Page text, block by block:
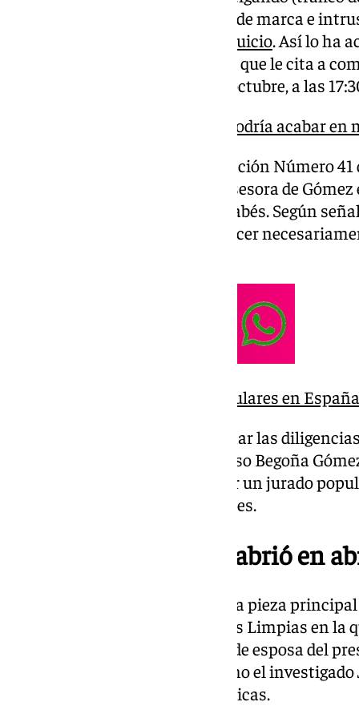
negocios, apropiación indebida de marca e
juicio. Así lo ha
dictado este mismo jueves en el que le cita a
decisión el próximo lunes 6 de octubre, a las
El caso de Begoña Gómez podría acabar
El titular del Juzgado de Instrucción Número
la misma forma respecto a la asesora de
al empresario Juan Carlos Barrabés. Según
investigados «deberán comparecer
¿Cómo son los jurados populares en
Peinado ha acordado transformar las
principal del conocido como ‘caso Begoña
enviada a juicio, sea juzgada por un jurado
un tribunal compuesto por jueces.
La pieza principal se abrió en
Cabe recordar que el juez abrió la pieza
denuncia presentada por Manos Limpias en la
haberse valido de su condición de esposa del
recomendar a empresarios, como el
presentaban a licitaciones públicas.